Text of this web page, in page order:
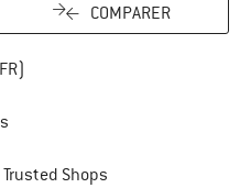
COMPARER
Shops